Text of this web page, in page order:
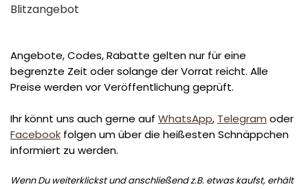
Blitzangebot
Angebote, Codes, Rabatte gelten nur für eine
begrenzte Zeit oder solange der Vorrat reicht. Alle
Preise werden vor Veröffentlichung geprüft.
Ihr könnt uns auch gerne auf WhatsApp, Telegram oder
Facebook folgen um über die heißesten Schnäppchen
informiert zu werden.
Wenn Du weiterklickst und anschließend z.B. etwas kaufst, erhält